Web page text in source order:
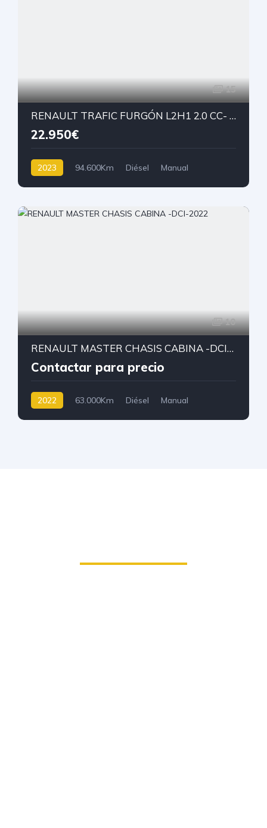
15
RENAULT TRAFIC FURGÓN L2H1 2.0 CC- 130 CV- 2023
22.950€
2023 94.600Km Diésel Manual
10
RENAULT MASTER CHASIS CABINA -DCI-2022
Contactar para precio
2022 63.000Km Diésel Manual